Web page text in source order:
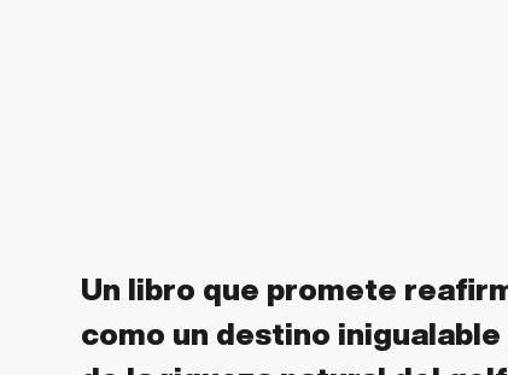
Un libro que promete
como un destino